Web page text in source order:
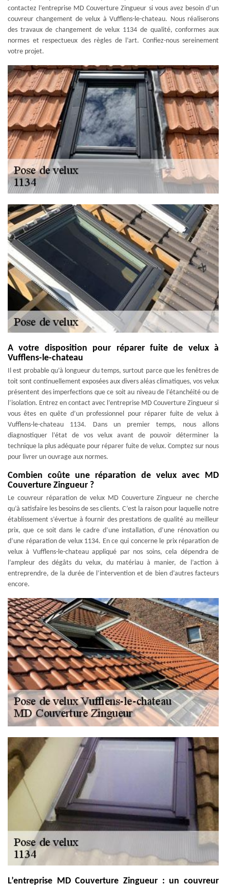
contactez l’entreprise MD Couverture Zingueur si vous avez besoin d’un
couvreur changement de velux à Vufflens-le-chateau. Nous réaliserons
des travaux de changement de velux 1134 de qualité, conformes aux
normes et respectueux des règles de l’art. Confiez-nous sereinement
votre projet.
A votre disposition pour réparer fuite de velux à
Vufflens-le-chateau
Il est probable qu’à longueur du temps, surtout parce que les fenêtres de
toit sont continuellement exposées aux divers aléas climatiques, vos velux
présentent des imperfections que ce soit au niveau de l’étanchéité ou de
l’isolation. Entrez en contact avec l’entreprise MD Couverture Zingueur si
vous êtes en quête d’un professionnel pour réparer fuite de velux à
Vufflens-le-chateau 1134. Dans un premier temps, nous allons
diagnostiquer l’état de vos velux avant de pouvoir déterminer la
technique la plus adéquate pour réparer fuite de velux. Comptez sur nous
pour livrer un ouvrage aux normes.
Combien coûte une réparation de velux avec MD
Couverture Zingueur ?
Le couvreur réparation de velux MD Couverture Zingueur ne cherche
qu’à satisfaire les besoins de ses clients. C’est la raison pour laquelle notre
établissement s’évertue à fournir des prestations de qualité au meilleur
prix, que ce soit dans le cadre d’une installation, d’une rénovation ou
d’une réparation de velux 1134. En ce qui concerne le prix réparation de
velux à Vufflens-le-chateau appliqué par nos soins, cela dépendra de
l’ampleur des dégâts du velux, du matériau à manier, de l’action à
entreprendre, de la durée de l’intervention et de bien d’autres facteurs
encore.
L’entreprise MD Couverture Zingueur : un couvreur